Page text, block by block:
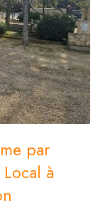
par
à